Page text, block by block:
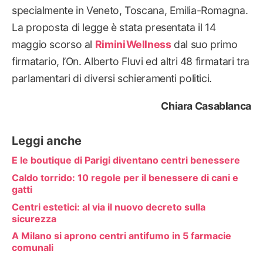
specialmente in Veneto, Toscana, Emilia-Romagna.
La proposta di legge è stata presentata il 14
maggio scorso al RiminiWellnessdal suo primo
firmatario, l’On. Alberto Fluvi ed altri 48 firmatari tra
parlamentari di diversi schieramenti politici.
Chiara Casablanca
Leggi anche
E le boutique di Parigi diventano centri benessere
Caldo torrido: 10 regole per il benessere di cani e
gatti
Centri estetici: al via il nuovo decreto sulla
sicurezza
A Milano si aprono centri antifumo in 5 farmacie
comunali